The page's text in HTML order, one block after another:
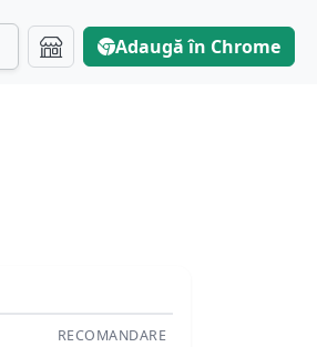
Adaugă în Chrome
RECOMANDARE